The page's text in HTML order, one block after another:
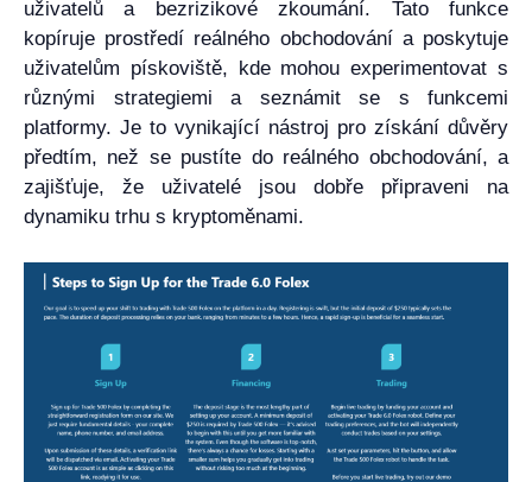
uživatelů a bezrizikové zkoumání. Tato funkce
kopíruje prostředí reálného obchodování a poskytuje
uživatelům pískoviště, kde mohou experimentovat s
různými strategiemi a seznámit se s funkcemi
platformy. Je to vynikající nástroj pro získání důvěry
předtím, než se pustíte do reálného obchodování, a
zajišťuje, že uživatelé jsou dobře připraveni na
dynamiku trhu s kryptoměnami.